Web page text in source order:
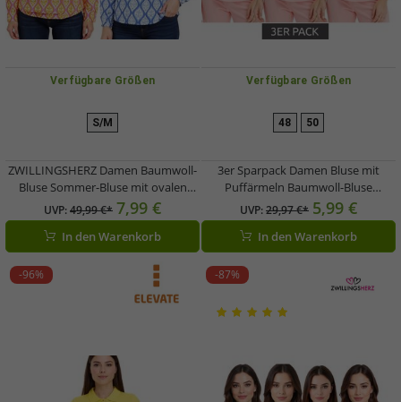
Verfügbare Größen
S/M
ZWILLINGSHERZ Damen Baumwoll-
Bluse Sommer-Bluse mit ovalen
Ranken-Muster 33246 Orange/Pink
oder Blau/Weiß/Pink
UVP:49,99 €* 7,99 €
In den Warenkorb
Verfügbare Größen
48 50
3er Sparpack Damen Bluse mit
Puffärmeln Baumwoll-Bluse
Sommer-Top Kurzarm-Shirt 963325
Rosa
UVP:29,97 €* 5,99 €
In den Warenkorb
-96% -87%